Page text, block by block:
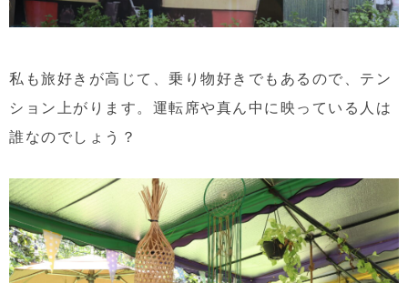
私も旅好きが高じて、乗り物好きでもあるので、テン
ション上がります。運転席や真ん中に映っている人は
誰なのでしょう？